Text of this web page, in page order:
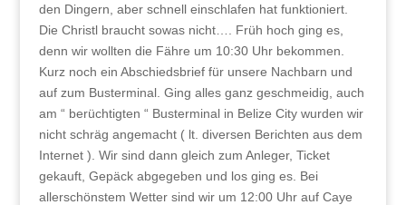
den Dingern, aber schnell einschlafen hat funktioniert.
Die Christl braucht sowas nicht…. Früh hoch ging es,
denn wir wollten die Fähre um 10:30 Uhr bekommen.
Kurz noch ein Abschiedsbrief für unsere Nachbarn und
auf zum Busterminal. Ging alles ganz geschmeidig, auch
am “ berüchtigten “ Busterminal in Belize City wurden wir
nicht schräg angemacht ( lt. diversen Berichten aus dem
Internet ). Wir sind dann gleich zum Anleger, Ticket
gekauft, Gepäck abgegeben und los ging es. Bei
allerschönstem Wetter sind wir um 12:00 Uhr auf Caye